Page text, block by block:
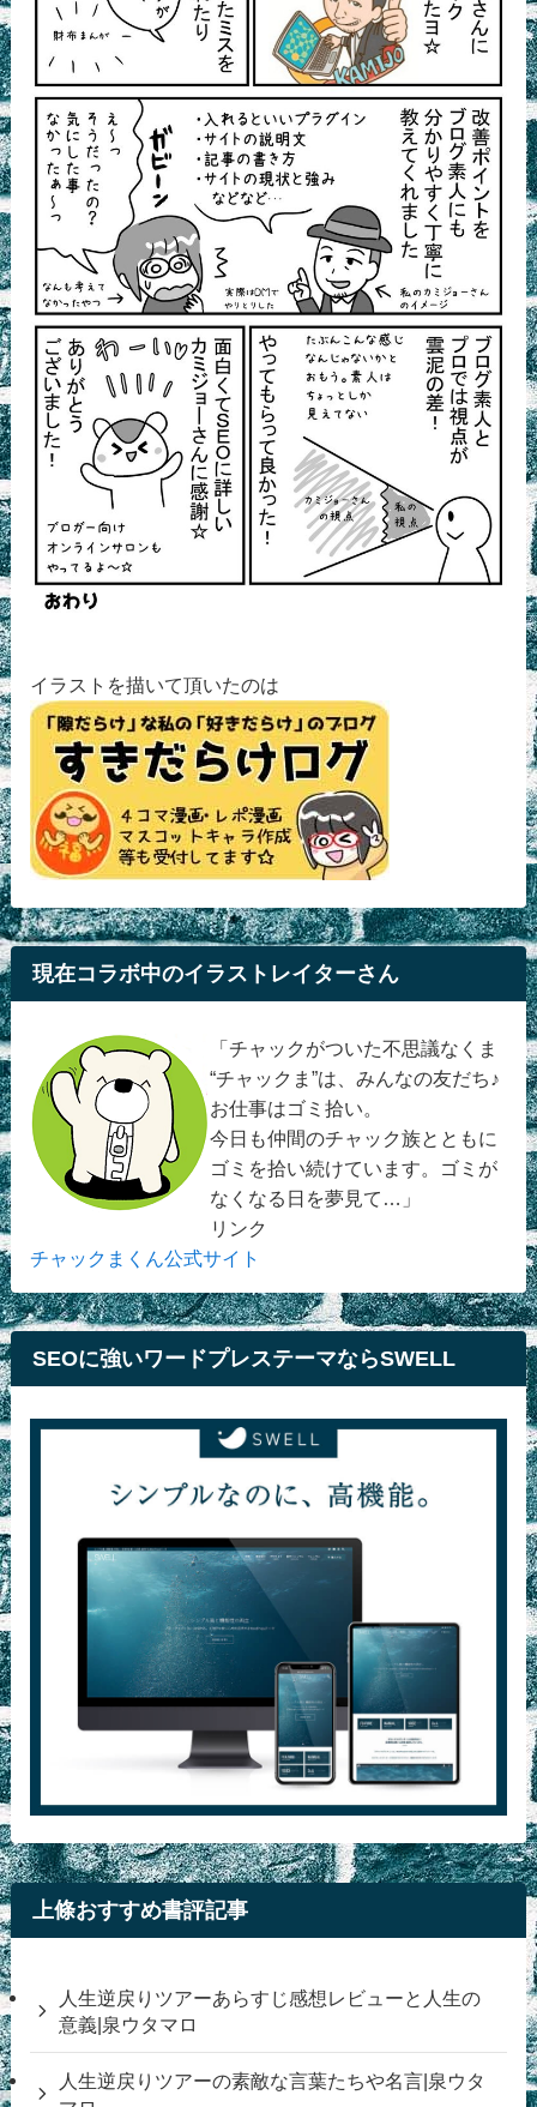
イラストを描いて頂いたのは
現在コラボ中のイラストレイターさん
「チャックがついた不思議なくま
“チャックま”は、みんなの友だち♪
お仕事はゴミ拾い。
今日も仲間のチャック族とともに
ゴミを拾い続けています。ゴミが
なくなる日を夢見て…」
リンク
チャックまくん公式サイト
SEOに強いワードプレステーマならSWELL
上條おすすめ書評記事
人生逆戻りツアーあらすじ感想レビューと人生の
意義|泉ウタマロ
人生逆戻りツアーの素敵な言葉たちや名言|泉ウタ